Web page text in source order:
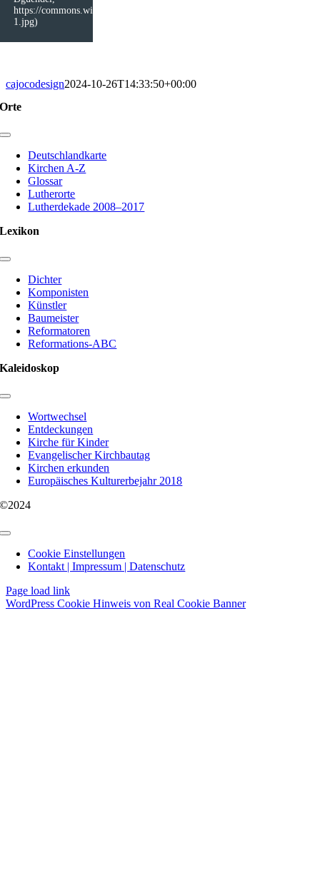
https://commons.wikimedia.org/wiki/
1.jpg)
cajocodesign2024-10-26T14:33:50+00:00
Orte
Toggle
NavigationDeutschlandkarte
Kirchen A-Z
Glossar
Lutherorte
Lutherdekade 2008–2017
Lexikon
Toggle
Navigation
Dichter
Komponisten
Künstler
Baumeister
Reformatoren
Reformations-ABC
Kaleidoskop
Toggle
NavigationWortwechsel
Entdeckungen
Kirche für Kinder
Evangelischer Kirchbautag
Kirchen erkunden
Europäisches Kulturerbejahr 2018
©2024
Toggle
NavigationCookie Einstellungen
Kontakt | Impressum | Datenschutz
Page load link
WordPress Cookie Hinweis von Real Cookie Banner